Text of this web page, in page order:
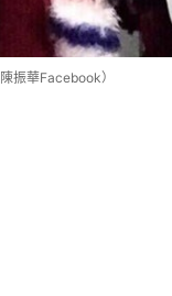
振華Facebook）